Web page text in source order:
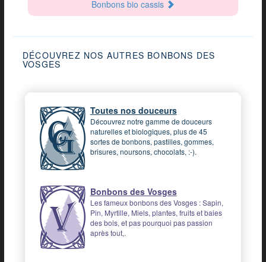
Bonbons bio cassis
DÉCOUVREZ NOS AUTRES BONBONS DES
VOSGES
Toutes nos douceurs
Découvrez notre gamme de douceurs
naturelles et biologiques, plus de 45
sortes de bonbons, pastilles, gommes,
brisures, noursons, chocolats, :-).
Bonbons des Vosges
Les fameux bonbons des Vosges : Sapin,
Pin, Myrtille, Miels, plantes, fruits et baies
des bois, et pas pourquoi pas passion
après tout,.